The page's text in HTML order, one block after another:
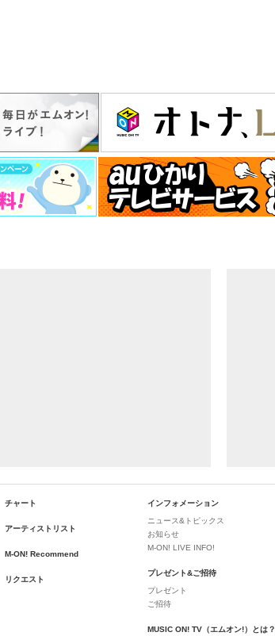
チャート
アーティストリスト
M-ON! Recommend
リクエスト
インフォメーション
ニュース&トピックス
お知らせ
M-ON! LIVE INFO!
プレゼント&ご招待
プレゼント
ご招待
MUSIC ON! TV（エムオン!）とは？